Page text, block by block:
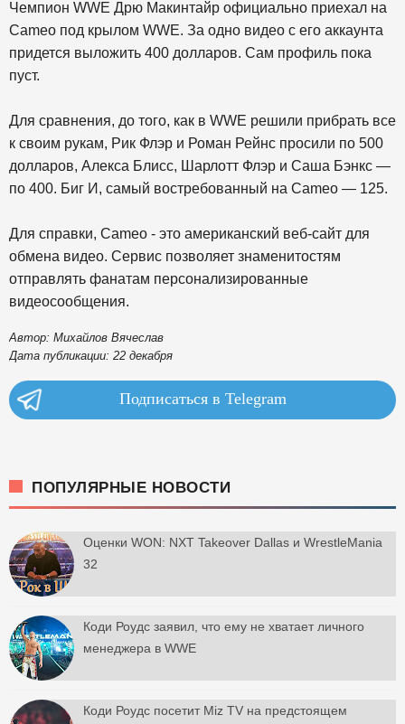
Чемпион WWE Дрю Макинтайр официально приехал на
Cameo под крылом WWE. За одно видео с его аккаунта
придется выложить 400 долларов. Сам профиль пока
пуст.
Для сравнения, до того, как в WWE решили прибрать все
к своим рукам, Рик Флэр и Роман Рейнс просили по 500
долларов, Алекса Блисс, Шарлотт Флэр и Саша Бэнкс —
по 400. Биг И, самый востребованный на Cameo — 125.
Для справки, Cameo - это американский веб-сайт для
обмена видео. Сервис позволяет знаменитостям
отправлять фанатам персонализированные
видеосообщения.
Автор: Михайлов Вячеслав
Дата публикации: 22 декабря
Подписаться в Telegram
ПОПУЛЯРНЫЕ НОВОСТИ
Оценки WON: NXT Takeover Dallas и WrestleMania
32
Коди Роудс заявил, что ему не хватает личного
менеджера в WWE
Коди Роудс посетит Miz TV на предстоящем